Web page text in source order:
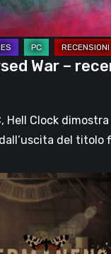
War –
Hell Clock
del titolo